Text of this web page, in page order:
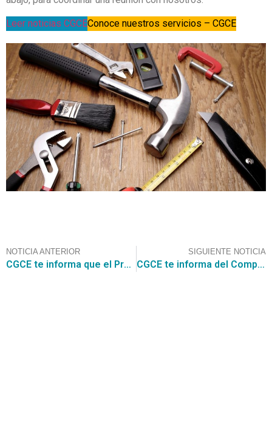
Leer noticias CGCEConoce nuestros servicios – CGCE
NOTICIA ANTERIOR
CGCE te informa que el Proyecto de ley que Moderniza el Sistema de Compras Públicas avanza al Tribunal Constitucional
SIGUIENTE NOTICIA
CGCE te informa del Comportamiento de los proveedores en el Convenio Marco de Artículos de Aseo e Higiene